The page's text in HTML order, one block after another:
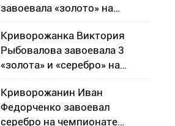
завоевала «золото» на
чемпионате Европы по
борьбе
Криворожанка Виктория
Рыбовалова завоевала 3
«золота» и «серебро» на
чемпионате мира по
стрельбе
Криворожанин Иван
Федорченко завоевал
серебро на чемпионате